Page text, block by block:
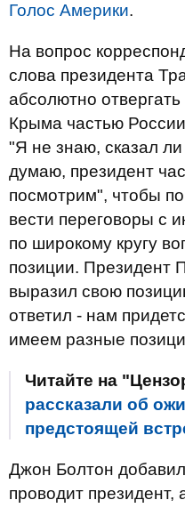
Голос Америки.
На вопрос
слова президента
абсолютно
Крыма частью
"Я не знаю, сказал
думаю, президент
посмотрим", чтобы
вести переговоры с
по широкому кругу
позиции. Президент
выразил свою
ответил - нам
имеем разные
Читайте на
рассказали об
предстоящей
Джон Болтон
проводит президент,